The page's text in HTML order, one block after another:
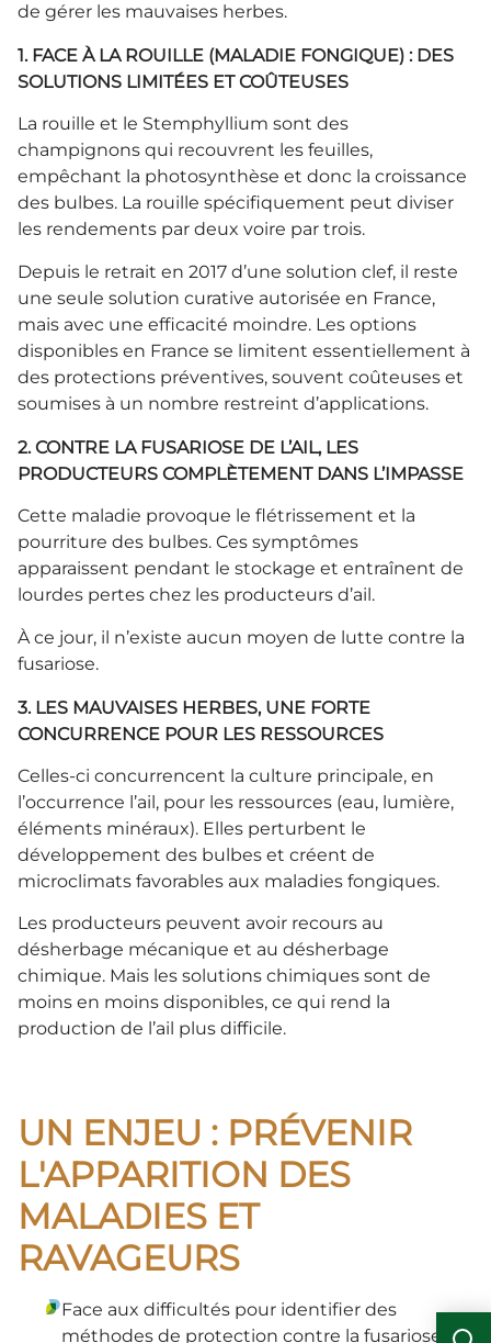
de gérer les mauvaises herbes.
1. FACE À LA ROUILLE (MALADIE FONGIQUE) : DES
SOLUTIONS LIMITÉES ET COÛTEUSES
La rouille et le Stemphyllium sont des
champignons qui recouvrent les feuilles,
empêchant la photosynthèse et donc la croissance
des bulbes. La rouille spécifiquement peut diviser
les rendements par deux voire par trois.
Depuis le retrait en 2017 d’une solution clef, il reste
une seule solution curative autorisée en France,
mais avec une efficacité moindre. Les options
disponibles en France se limitent essentiellement à
des protections préventives, souvent coûteuses et
soumises à un nombre restreint d’applications.
2. CONTRE LA FUSARIOSE DE L’AIL, LES
PRODUCTEURS COMPLÈTEMENT DANS L’IMPASSE
Cette maladie provoque le flétrissement et la
pourriture des bulbes. Ces symptômes
apparaissent pendant le stockage et entraînent de
lourdes pertes chez les producteurs d’ail.
À ce jour, il n’existe aucun moyen de lutte contre la
fusariose.
3. LES MAUVAISES HERBES, UNE FORTE
CONCURRENCE POUR LES RESSOURCES
Celles-ci concurrencent la culture principale, en
l’occurrence l’ail, pour les ressources (eau, lumière,
éléments minéraux). Elles perturbent le
développement des bulbes et créent de
microclimats favorables aux maladies fongiques.
Les producteurs peuvent avoir recours au
désherbage mécanique et au désherbage
chimique. Mais les solutions chimiques sont de
moins en moins disponibles, ce qui rend la
production de l’ail plus difficile.
UN ENJEU : PRÉVENIR
L'APPARITION DES
MALADIES ET
RAVAGEURS
Face aux difficultés pour identifier des
méthodes de protection contre la fusariose, la